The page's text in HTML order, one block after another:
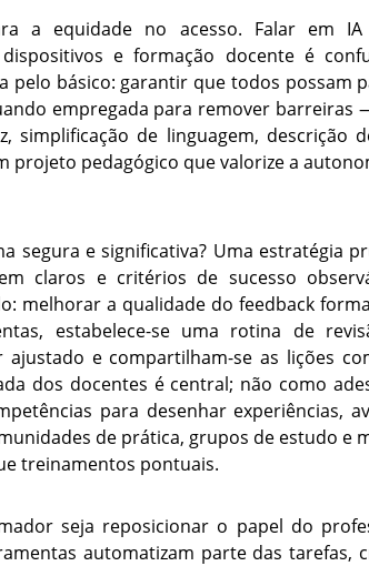
a equidade no acesso. Falar em
e formação docente é
pelo básico: garantir que todos possam
empregada para remover barreiras
simplificação de linguagem, descrição
projeto pedagógico que valorize a
segura e significativa? Uma estratégia
claros e critérios de sucesso
melhorar a qualidade do feedback
estabelece-se uma rotina de
e compartilham-se as lições
dos docentes é central; não como
para desenhar experiências,
de prática, grupos de estudo e
treinamentos pontuais.
seja reposicionar o papel do
automatizam parte das tarefas,